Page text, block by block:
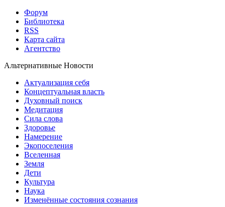
Форум
Библиотека
RSS
Карта сайта
Агентство
Альтернативные Новости
Актуализация себя
Концептуальная власть
Духовный поиск
Медитация
Сила слова
Здоровье
Намерение
Экопоселения
Вселенная
Земля
Дети
Культура
Наука
Изменённые состояния сознания